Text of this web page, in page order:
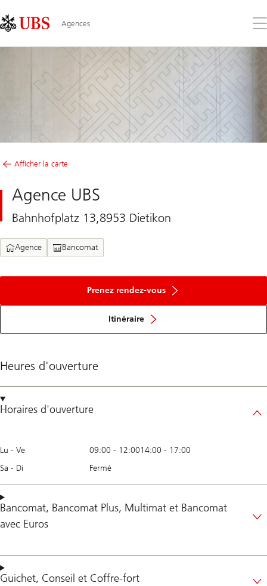
Links
Area
Agences
le
Afficher la carte
Agence UBS
Bahnhofplatz 13,8953 Dietikon
Agence Bancomat
Prenez rendez-vous
Itinéraire
Heures d'ouverture
Horaires d'ouverture
Lu - Ve 09:00 - 12:0014:00 - 17:00
Sa - Di
Fermé
Bancomat, Bancomat Plus, Multimat et Bancomat
avec Euros
Guichet, Conseil et Coffre-fort